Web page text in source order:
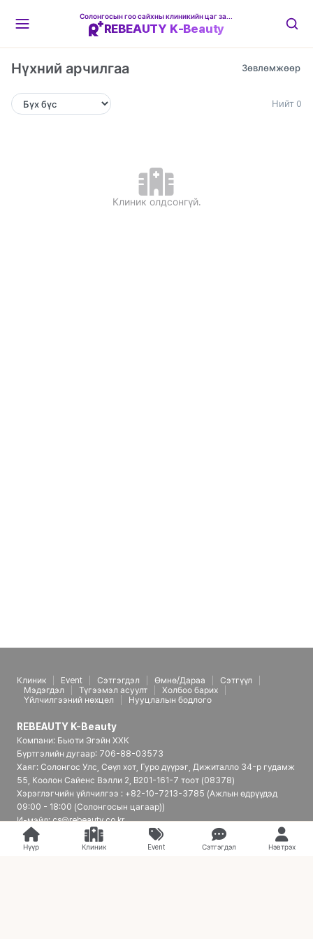
REBEAUTY K-Beauty
Нүхний арчилгаа
Нийт 0
Клиник олдсонгүй.
Клиник Event Сэтгэгдэл Өмнө/Дараа
Сэтгүүл
Мэдэгдэл
Түгээмэл асуулт
Холбоо барих
Үйлчилгээний нөхцөл
Нууцлалын бодлого
REBEAUTY K-Beauty
Компани: Бьюти Эгэйн ХХК
Бүртгэлийн дугаар: 706-88-03573
Хаяг: Солонгос Улс, Сөүл хот, Гуро дүүрэг, Дижиталло 34-р гудамж
55, Коолон Сайенс Вэлли 2, B201-161-7 тоот (08378)
Хэрэглэгчийн үйлчилгээ : +82-10-7213-3785 (Ажлын өдрүүдэд
09:00 - 18:00 (Солонгосын цагаар))
И-мэйл: cs@rebeauty.co.kr
REBEAUTY K-Beauty | Япон үйлчлүүлэгчдэд зориулсан Солонгосын
гоо сайхны эмнэлгийн платформ
Нүүр Клиник Event Сэтгэгдэл Нэвтрэх